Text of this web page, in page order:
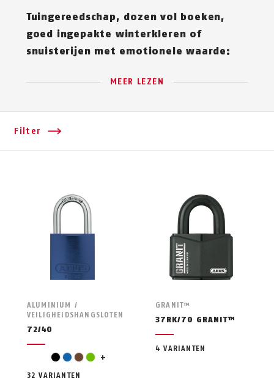
Tuingereedschap, dozen vol boeken,
goed ingepakte winterkleren of
snuisterijen met emotionele waarde:
MEER LEZEN
Filter
ALUMINIUM /
VEILIGHEIDSHANGSLOTEN
72/40
black
bluebrown
green
orange +
32 VARIANTEN
GRANIT™
37RK/70 GRANIT™
4 VARIANTEN